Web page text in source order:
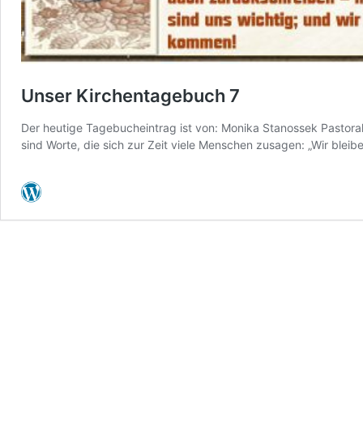
Unser Kirchentagebuch 7
Der heutige Tagebucheintrag ist von: Monika Stanossek
sind Worte, die sich zur Zeit viele Menschen zusagen: „Wir